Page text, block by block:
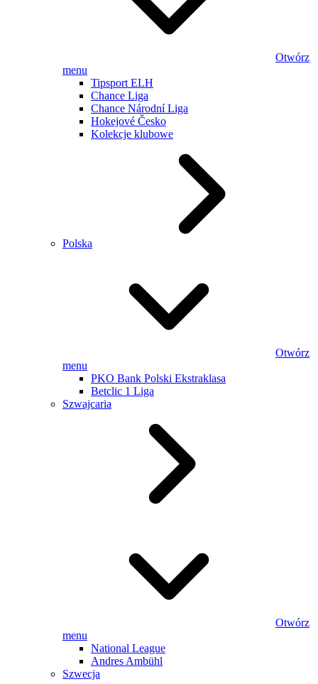
Otwórz
menu
Tipsport ELH
Chance Liga
Chance Národní Liga
Hokejové Česko
Kolekcje klubowe
Polska
Otwórz
menu
PKO Bank Polski Ekstraklasa
Betclic 1 Liga
Szwajcaria
Otwórz
menu
National League
Andres Ambühl
Szwecja